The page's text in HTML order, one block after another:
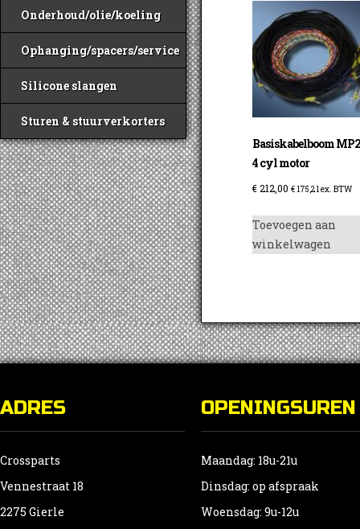
Onderhoud/olie/koeling
Ophanging/spacers/service
Silicone slangen
Sturen & stuurverkorters
Basiskabelboom
4 cyl motor
€212,00 € 175,21ex. BTW
Toevoegen aan
winkelwagen
ADRES
Crossparts
Vennestraat 18
2275 Gierle
OPENINGSUREN
Maandag: 18u-21u
Dinsdag: op afspraak
Woensdag: 9u-12u